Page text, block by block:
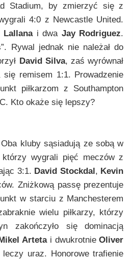
Stadium, by zmierzyć się z
4:0 z Newcastle United.
Lallanai dwa Jay Rodriguez.
Rywal jednak nie należał do
David Silva, zaś wyrównał
się remisem 1:1. Prowadzenie
piłkarzom z Southampton
Kto okaże się lepszy?
kluby sąsiadują ze sobą w
którzy wygrali pięć meczów z
3:1. David Stockdal, Kevin
Zniżkową passę prezentuje
w starciu z Manchesterem
wielu piłkarzy, którzy
zakończyło się dominacją
Artetai dwukrotnieOliver
uraz. Honorowe trafienie